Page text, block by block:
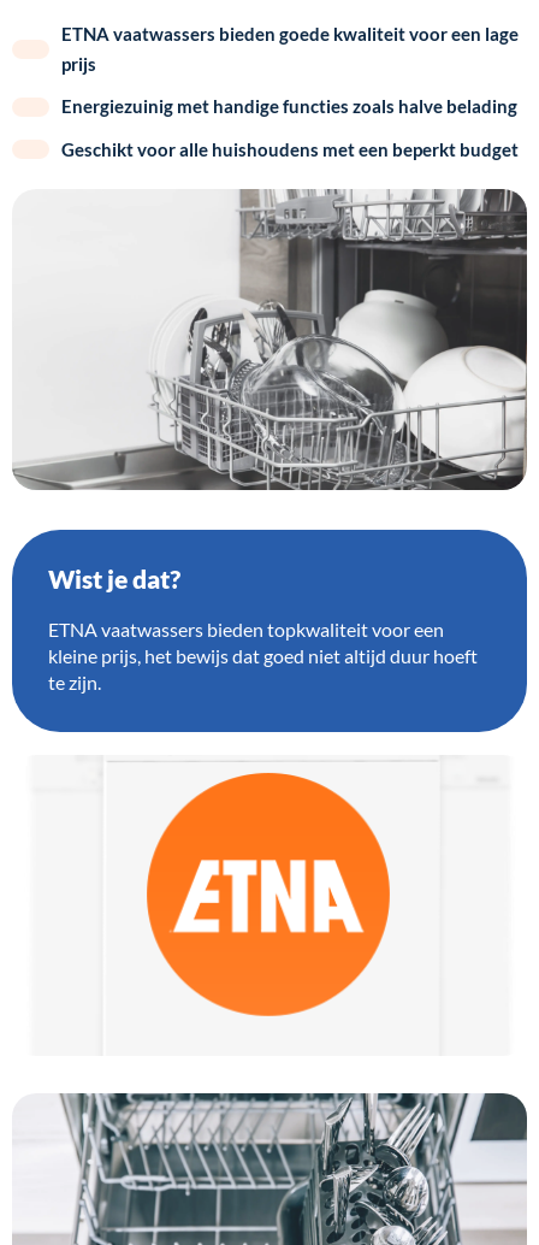
ETNA vaatwassers bieden goede kwaliteit voor een lage
prijs
Energiezuinig met handige functies zoals halve belading
Geschikt voor alle huishoudens met een beperkt budget
Wist je dat?
ETNA vaatwassers bieden topkwaliteit voor een
kleine prijs, het bewijs dat goed niet altijd duur hoeft
te zijn.